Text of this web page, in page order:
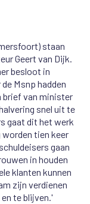
staan
Geert van Dijk.
besloot in
Msnp hadden
brief van minister
snel uit te
gaat dit het werk
worden tien keer
gaan
in houden
klanten kunnen
zijn verdienen
te blijven.'